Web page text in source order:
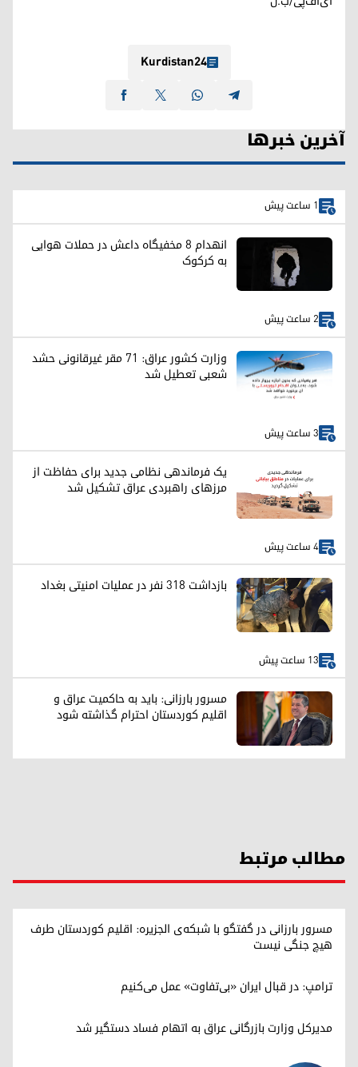
Kurdistan24
آخرین خبرها
1 ساعت پیش
انهدام ۸ مخفیگاه داعش در حملات هوایی
به کرکوک
2 ساعت پیش
وزارت کشور عراق: ۷۱ مقر غیرقانونی حشد
شعبی تعطیل شد
3 ساعت پیش
یک فرماندهی نظامی جدید برای حفاظت از
مرزهای راهبردی عراق تشکیل شد
4 ساعت پیش
بازداشت ۳۱۸ نفر در عملیات امنیتی بغداد
13 ساعت پیش
مسرور بارزانی: باید به حاکمیت عراق و
اقلیم کوردستان احترام گذاشته شود
مطالب مرتبط
مسرور بارزانی در گفتگو با شبکه‌ی الجزیره: اقلیم کوردستان طرف
هیچ جنگی نیست
ترامپ: در قبال ایران «بی‌تفاوت» عمل می‌کنیم
مدیرکل وزارت بازرگانی عراق به اتهام فساد دستگیر شد